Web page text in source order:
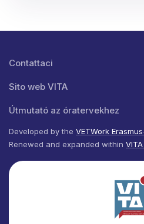
Lábléc menü
Contattaci
Sito web VITA
Útmutató az óratervekhez
Developed by the VETWork
Renewed and expanded within